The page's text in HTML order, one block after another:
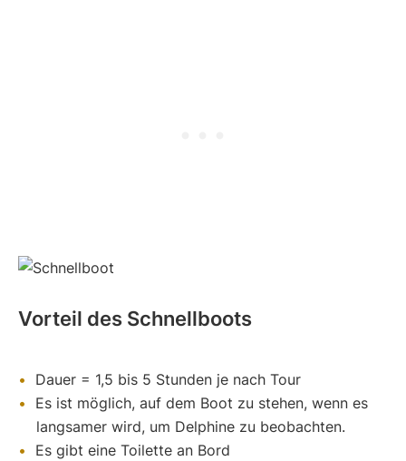
Vorteil des Schnellboots
Dauer = 1,5 bis 5 Stunden je nach Tour
Es ist möglich, auf dem Boot zu stehen, wenn es
langsamer wird, um Delphine zu beobachten.
Es gibt eine Toilette an Bord